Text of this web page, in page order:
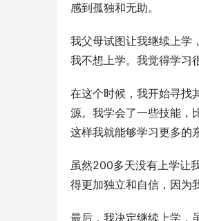
感到孤独和无助。
我父母试图让我继续上学
我不想上学。我觉得学习
在这个时候，我开始寻找
源。我学会了一些技能，
这样我就能够学习更多的
虽然200多天没有上学让
得更加独立和自信，因为
最后，我决定继续上学，